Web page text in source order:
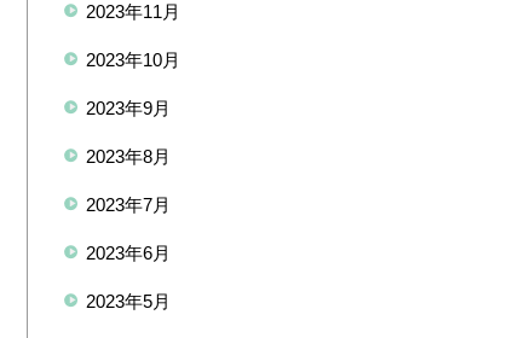
2023年11月
2023年10月
2023年9月
2023年8月
2023年7月
2023年6月
2023年5月